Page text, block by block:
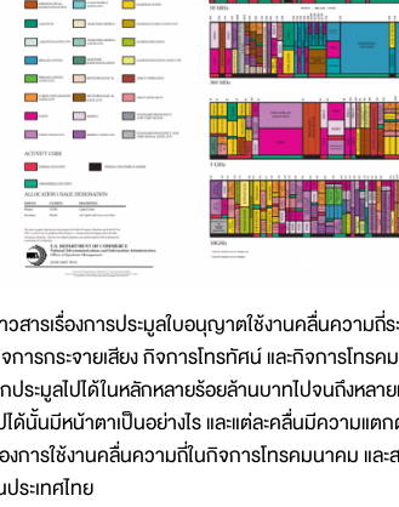
วสารเรื่องการประมูลใบอนุญาตใช้งานคลื่นความ
การกระจายเสียง กิจการโทรทัศน์ และกิจการโทร
ประมูลไปได้ในหลักหลายร้อยล้านบาทไปจนถึงหล
ได้นั้นมีหน้าตาเป็นอย่างไร และแต่ละคลื่นมีความ
งการใช้งานคลื่นความถี่ในกิจการโทรคมนาคม แล
ประเทศไทย